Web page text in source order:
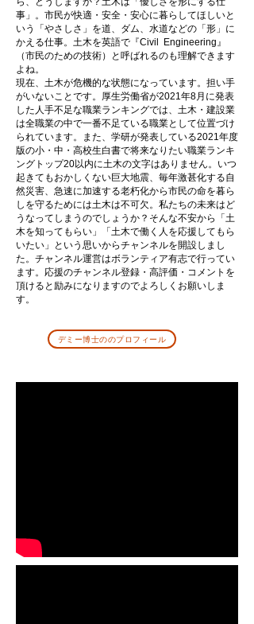
事」。市民が快適・安全・安心に暮らしてほしいと
いう「やさしさ」を道、ダム、水道などの「形」に
かえる仕事。土木を英語で『Civil Engineering』
（市民のための技術）と呼ばれるのも理解できます
よね。
現在、土木が危機的な状態になっています。担い手
がいないことです。厚生労働省が2021年8月に発表
した人手不足な職業ランキングでは、土木・建設業
は全職業の中で一番不足ている職業として位置づけ
られています。また、学研が発表している2021年度
版の小・中・高校生白書で将来なりたい職業ランキ
ングトップ20以内に土木の文字はありません。いつ
起きてもおかしくない巨大地震、毎年激甚化する自
然災害、急速に加速する老朽化から市民の命を暮ら
しを守るためには土木は不可欠。私たちの未来はど
うなってしまうのでしょうか？そんな不安から「土
木を知ってもらい」「土木で働く人を応援してもら
いたい」という思いからチャンネルを開設しまし
た。チャンネル運営はボランティア有志で行ってい
ます。応援のチャンネル登録・高評価・コメントを
頂けると励みになりますのでよろしくお願いしま
す。
デミー博士ののプロフィール